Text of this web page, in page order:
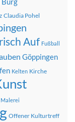
Burg
Claudia Pohel
Auf Fußball
Göppingen
Kelten Kirche
Malerei
Offener Kulturtreff